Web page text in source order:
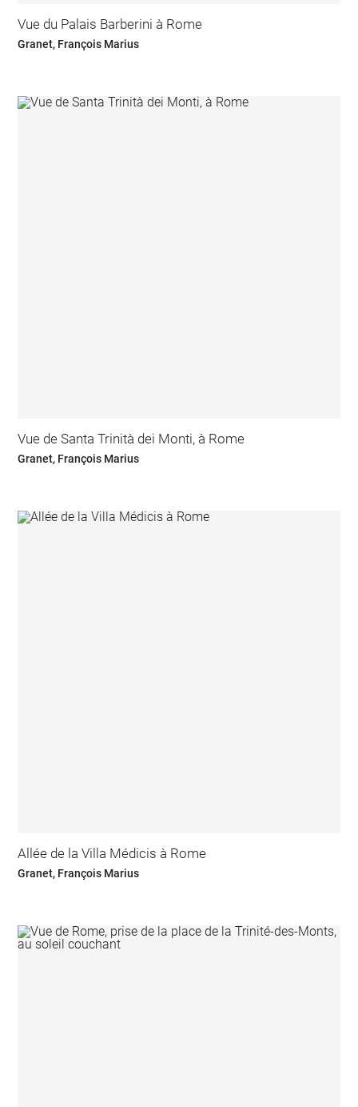
Vue du Palais Barberini à Rome
Granet, François Marius
Vue de Santa Trinità dei Monti, à Rome
Granet, François Marius
Allée de la Villa Médicis à Rome
Granet, François Marius